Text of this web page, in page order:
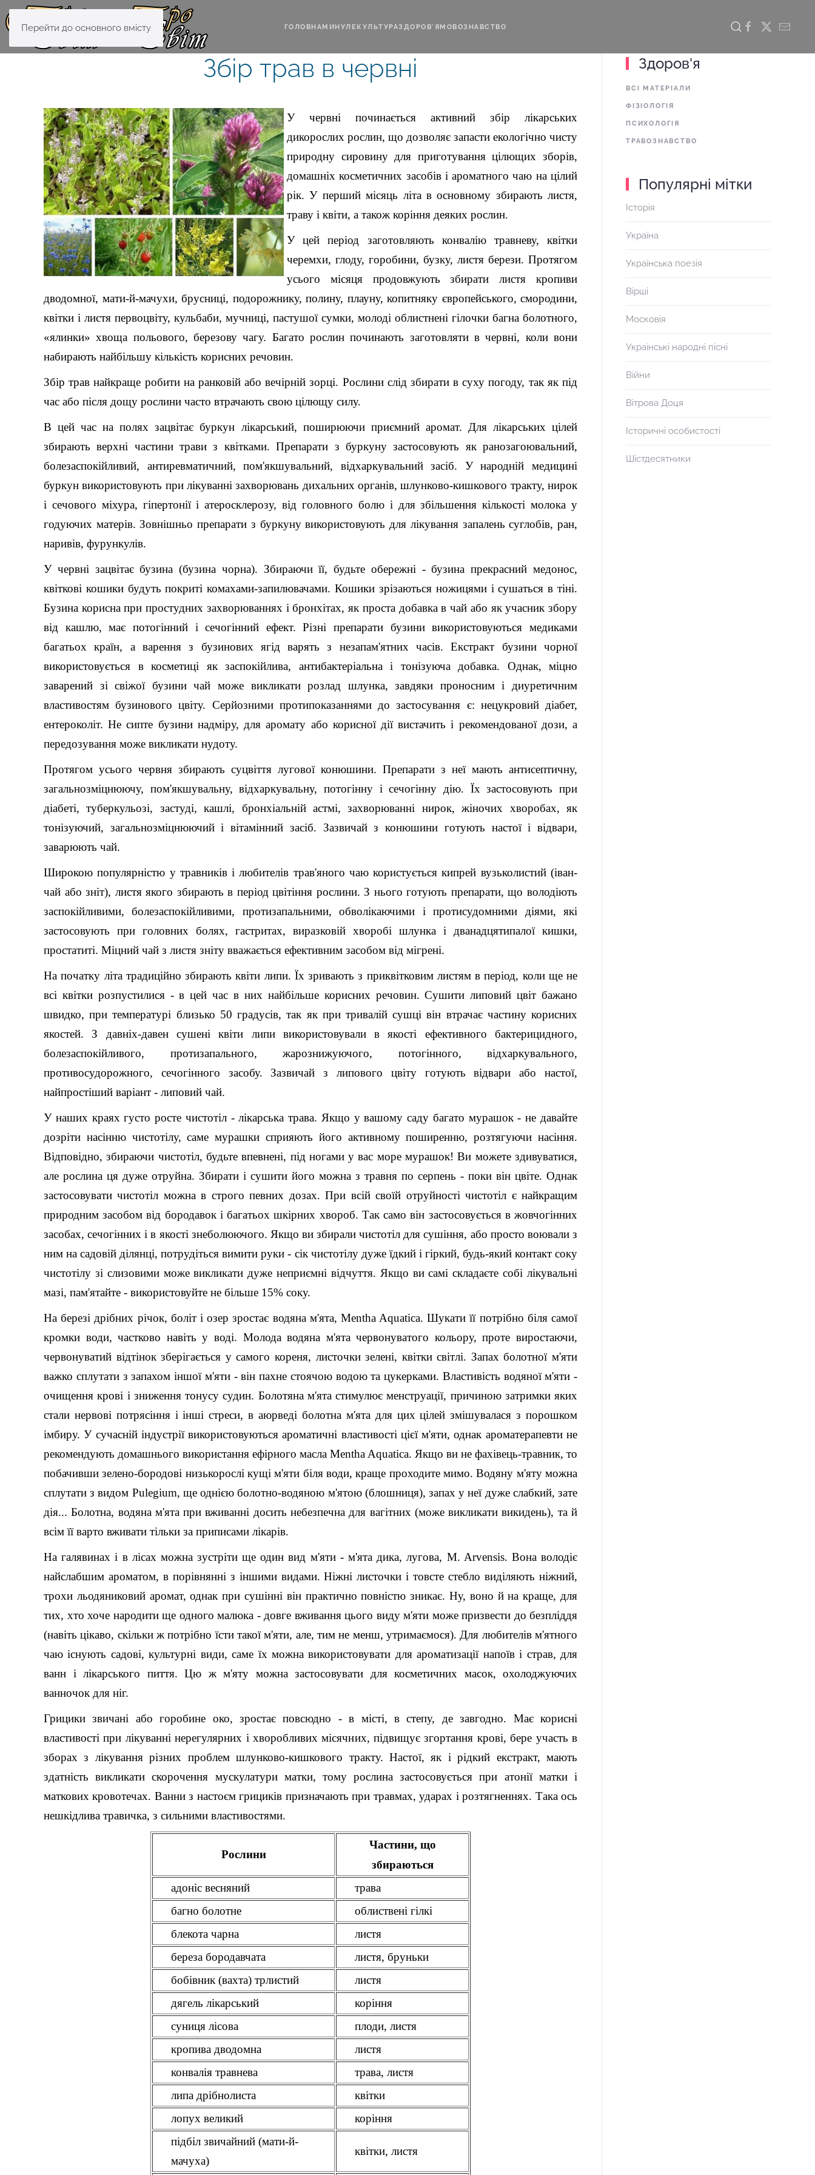
Перейти до основного вмісту ГОЛОВНАМИНУЛЕ КУЛЬТУРАЗДОРОВ'ЯМОВОЗНАВСТВО
Збір трав в червні
У червні починається активний збір лікарських
дикорослих рослин, що дозволяє запасти екологічно чисту
природну сировину для приготування цілющих зборів,
домашніх косметичних засобів і ароматного чаю на цілий
рік. У перший місяць літа в основному збирають листя,
траву і квіти, а також коріння деяких рослин.
У цей період заготовляють конвалію травневу, квітки
черемхи, глоду, горобини, бузку, листя берези. Протягом
усього місяця продовжують збирати листя кропиви
дводомної, мати-й-мачухи, брусниці, подорожнику, полину, плауну, копитняку європейського, смородини,
квітки і листя первоцвіту, кульбаби, мучниці, пастушої сумки, молоді облистнені гілочки багна болотного,
«ялинки» хвоща польового, березову чагу. Багато рослин починають заготовляти в червні, коли вони
набирають найбільшу кількість корисних речовин.
Збір трав найкраще робити на ранковій або вечірній зорці. Рослини слід збирати в суху погоду, так як під
час або після дощу рослини часто втрачають свою цілющу силу.
В цей час на полях зацвітає буркун лікарський, поширюючи приємний аромат. Для лікарських цілей
збирають верхні частини трави з квітками. Препарати з буркуну застосовують як ранозагоювальний,
болезаспокійливий, антиревматичний, пом'якшувальний, відхаркувальний засіб. У народній медицині
буркун використовують при лікуванні захворювань дихальних органів, шлунково-кишкового тракту, нирок
і сечового міхура, гіпертонії і атеросклерозу, від головного болю і для збільшення кількості молока у
годуючих матерів. Зовнішньо препарати з буркуну використовують для лікування запалень суглобів, ран,
наривів, фурункулів.
У червні зацвітає бузина (бузина чорна). Збираючи її, будьте обережні - бузина прекрасний медонос,
квіткові кошики будуть покриті комахами-запилювачами. Кошики зрізаються ножицями і сушаться в тіні.
Бузина корисна при простудних захворюваннях і бронхітах, як проста добавка в чай ​​або як учасник збору
від кашлю, має потогінний і сечогінний ефект. Різні препарати бузини використовуються медиками
багатьох країн, а варення з бузинових ягід варять з незапам'ятних часів. Екстракт бузини чорної
використовується в косметиці як заспокійлива, антибактеріальна і тонізуюча добавка. Однак, міцно
заварений зі свіжої бузини чай може викликати розлад шлунка, завдяки проносним і диуретичним
властивостям бузинового цвіту. Серйозними протипоказаннями до застосування є: нецукровий діабет,
ентероколіт. Не сипте бузини надміру, для аромату або корисної дії вистачить і рекомендованої дози, а
передозування може викликати нудоту.
Протягом усього червня збирають суцвіття лугової конюшини. Препарати з неї мають антисептичну,
загальнозміцнюючу, пом'якшувальну, відхаркувальну, потогінну і сечогінну дію. Їх застосовують при
діабеті, туберкульозі, застуді, кашлі, бронхіальній астмі, захворюванні нирок, жіночих хворобах, як
тонізуючий, загальнозміцнюючий і вітамінний засіб. Зазвичай з конюшини готують настої і відвари,
заварюють чай.
Широкою популярністю у травників і любителів трав'яного чаю користується кипрей вузьколистий (іван-
чай або зніт), листя якого збирають в період цвітіння рослини. З нього готують препарати, що володіють
заспокійливими, болезаспокійливими, протизапальними, обволікаючими і протисудомними діями, які
застосовують при головних болях, гастритах, виразковій хворобі шлунка і дванадцятипалої кишки,
простатиті. Міцний чай з листя зніту вважається ефективним засобом від мігрені.
На початку літа традиційно збирають квіти липи. Їх зривають з приквітковим листям в період, коли ще не
всі квітки розпустилися - в цей час в них найбільше корисних речовин. Сушити липовий цвіт бажано
швидко, при температурі близько 50 градусів, так як при тривалій сушці він втрачає частину корисних
якостей. З давніх-давен сушені квіти липи використовували в якості ефективного бактерицидного,
болезаспокійливого, протизапального, жарознижуючого, потогінного, відхаркувального,
противосудорожного, сечогінного засобу. Зазвичай з липового цвіту готують відвари або настої,
найпростіший варіант - липовий чай.
У наших краях густо росте чистотіл - лікарська трава. Якщо у вашому саду багато мурашок - не давайте
дозріти насінню чистотілу, саме мурашки сприяють його активному поширенню, розтягуючи насіння.
Відповідно, збираючи чистотіл, будьте впевнені, під ногами у вас море мурашок! Ви можете здивуватися,
але рослина ця дуже отруйна. Збирати і сушити його можна з травня по серпень - поки він цвіте. Однак
застосовувати чистотіл можна в строго певних дозах. При всій своїй отруйності чистотіл є найкращим
природним засобом від бородавок і багатьох шкірних хвороб. Так само він застосовується в жовчогінних
засобах, сечогінних і в якості знеболюючого. Якщо ви збирали чистотіл для сушіння, або просто воювали з
ним на садовій ділянці, потрудіться вимити руки - сік чистотілу дуже їдкий і гіркий, будь-який контакт соку
чистотілу зі слизовими може викликати дуже неприємні відчуття. Якщо ви самі складаєте собі лікувальні
мазі, пам'ятайте - використовуйте не більше 15% соку.
На березі дрібних річок, боліт і озер зростає водяна м'ята, Mentha Aquatica. Шукати її потрібно біля самої
кромки води, частково навіть у воді. Молода водяна м'ята червонуватого кольору, проте виростаючи,
червонуватий відтінок зберігається у самого кореня, листочки зелені, квітки світлі. Запах болотної м'яти
важко сплутати з запахом іншої м'яти - він пахне стоячою водою та цукерками. Властивість водяної м'яти -
очищення крові і зниження тонусу судин. Болотяна м'ята стимулює менструації, причиною затримки яких
стали нервові потрясіння і інші стреси, в аюрведі болотна м'ята для цих цілей змішувалася з порошком
імбиру. У сучасній індустрії використовуються ароматичні властивості цієї м'яти, однак ароматерапевти не
рекомендують домашнього використання ефірного масла Mentha Aquatica. Якщо ви не фахівець-травник, то
побачивши зелено-бородові низькорослі кущі м'яти біля води, краще проходите мимо. Водяну м'яту можна
сплутати з видом Pulegium, ще однією болотно-водяною м'ятою (блошниця), запах у неї дуже слабкий, зате
дія... Болотна, водяна м'ята при вживанні досить небезпечна для вагітних (може викликати викидень), та й
всім її варто вживати тільки за приписами лікарів.
На галявинах і в лісах можна зустріти ще один вид м'яти - м'ята дика, лугова, M. Arvensis. Вона володіє
найслабшим ароматом, в порівнянні з іншими видами. Ніжні листочки і товсте стебло виділяють ніжний,
трохи льодяниковий аромат, однак при сушінні він практично повністю зникає. Ну, воно й на краще, для
тих, хто хоче народити ще одного малюка - довге вживання цього виду м'яти може призвести до безпліддя
(навіть цікаво, скільки ж потрібно їсти такої м'яти, але, тим не менш, утримаємося). Для любителів м'ятного
чаю існують садові, культурні види, саме їх можна використовувати для ароматизації напоїв і страв, для
ванн і лікарського пиття. Цю ж м'яту можна застосовувати для косметичних масок, охолоджуючих
ванночок для ніг.
Грицики звичані або горобине око, зростає повсюдно - в місті, в степу, де завгодно. Має корисні
властивості при лікуванні нерегулярних і хворобливих місячних, підвищує згортання крові, бере участь в
зборах з лікування різних проблем шлунково-кишкового тракту. Настої, як і рідкий екстракт, мають
здатність викликати скорочення мускулатури матки, тому рослина застосовується при атонії матки і
маткових кровотечах. Ванни з настоєм грициків призначають при травмах, ударах і розтягненнях. Така ось
нешкідлива травичка, з сильними властивостями.
Рослини
Частини, що
збираються
адоніс весняний
трава
багно болотне
облиствені гілкі
блекота чарна
листя
береза бородавчата
листя, бруньки
бобівник (вахта) трлистий
листя
дягель лікарський
коріння
суниця лісова
плоди, листя
кропива дводомна
листя
конвалія травнева
трава, листя
липа дрібнолиста
квітки
лопух великий
коріння
підбіл звичайний (мати-й-
мачуха)
квітки, листя
Здоров'я
ВСІ МАТЕРІАЛИ
ФІЗІОЛОГІЯ
ПСИХОЛОГІЯ
ТРАВОЗНАВСТВО
Популярні мітки
Історія
Україна
Українська поезія
Вірші
Московія
Українські народні пісні
Війни
Вітрова Доця
Історичні особистості
Шістдесятники